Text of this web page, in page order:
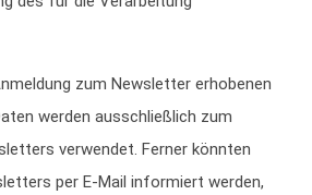
zum Newsletter erhobenen
werden ausschließlich zum
verwendet. Ferner könnten
per E-Mail informiert werden,